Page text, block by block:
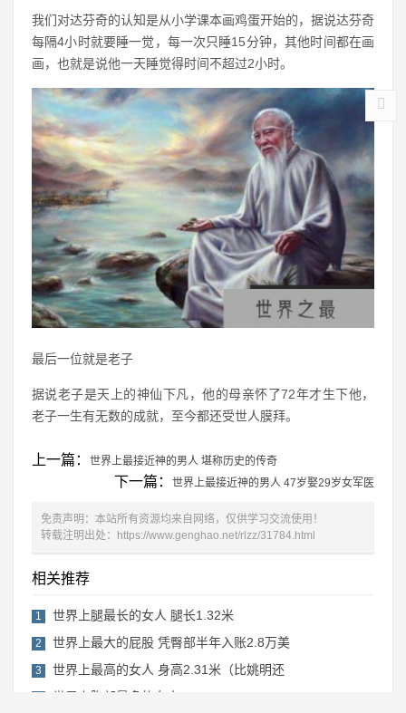
我们对达芬奇的认知是从小学课本画鸡蛋开始的，据说达芬奇
每隔4小时就要睡一觉，每一次只睡15分钟，其他时间都在画
画，也就是说他一天睡觉得时间不超过2小时。
最后一位就是老子
据说老子是天上的神仙下凡，他的母亲怀了72年才生下他，
老子一生有无数的成就，至今都还受世人膜拜。
上一篇： 世界上最接近神的男人 堪称历史的传奇
下一篇： 世界上最接近神的男人 47岁娶29岁女军医
免责声明：本站所有资源均来自网络，仅供学习交流使用！
转载注明出处：
https://www.genghao.net/rlzz/31784.html
相关推荐
1 世界上腿最长的女人 腿长1.32米
2 世界上最大的屁股 凭臀部半年入账2.8万美
3 世界上最高的女人 身高2.31米（比姚明还
世界上胸部最多的女人